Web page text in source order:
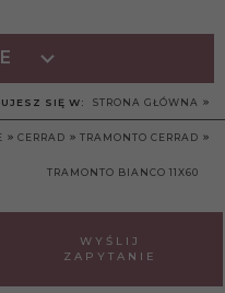
SIĘ W: STRONA GŁÓWNA
CERRAD TRAMONTO CERRAD
TRAMONTO BIANCO 11X60
WYŚLIJ
ZAPYTANIE